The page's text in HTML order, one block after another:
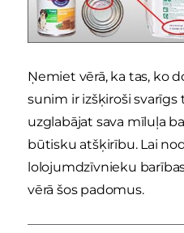
Ņemiet vērā, ka tas, ko
sunim ir izšķiroši svarīgs
uzglabājat sava mīluļa
būtisku atšķirību. Lai
lolojumdzīvnieku
vērā šos padomus.